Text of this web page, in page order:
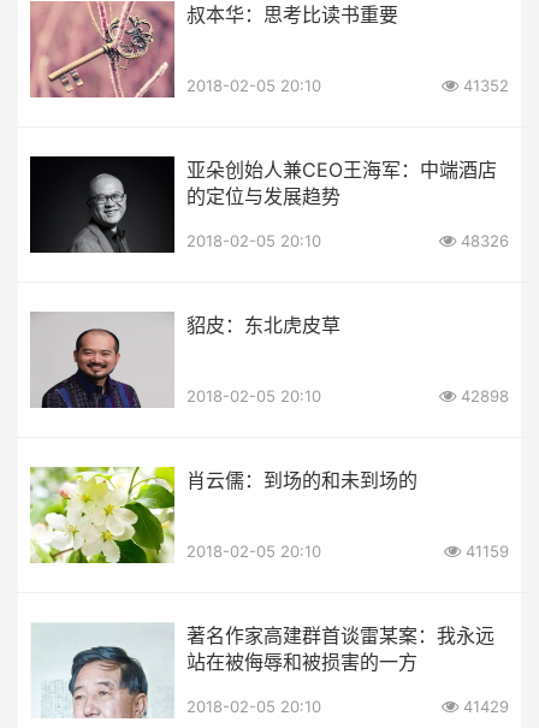
叔本华：思考比读书重要
2018-02-05 20:10 41352
亚朵创始人兼CEO王海军：中端酒店
的定位与发展趋势
2018-02-05 20:10 48326
貂皮：东北虎皮草
2018-02-05 20:10 42898
肖云儒：到场的和未到场的
2018-02-05 20:10 41159
著名作家高建群首谈雷某案：我永远
站在被侮辱和被损害的一方
2018-02-05 20:10 41429